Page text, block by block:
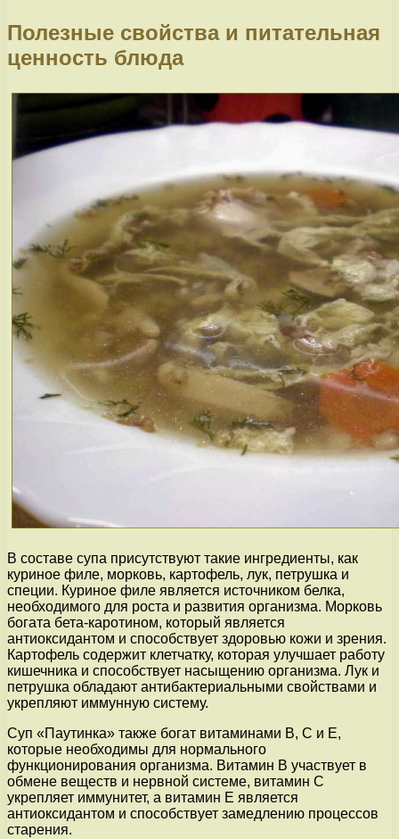
Полезные свойства и питательная
ценность блюда
В составе супа присутствуют такие ингредиенты, как
куриное филе, морковь, картофель, лук, петрушка и
специи. Куриное филе является источником белка,
необходимого для роста и развития организма. Морковь
богата бета-каротином, который является
антиоксидантом и способствует здоровью кожи и зрения.
Картофель содержит клетчатку, которая улучшает работу
кишечника и способствует насыщению организма. Лук и
петрушка обладают антибактериальными свойствами и
укрепляют иммунную систему.
Суп «Паутинка» также богат витаминами В, С и Е,
которые необходимы для нормального
функционирования организма. Витамин В участвует в
обмене веществ и нервной системе, витамин С
укрепляет иммунитет, а витамин Е является
антиоксидантом и способствует замедлению процессов
старения.